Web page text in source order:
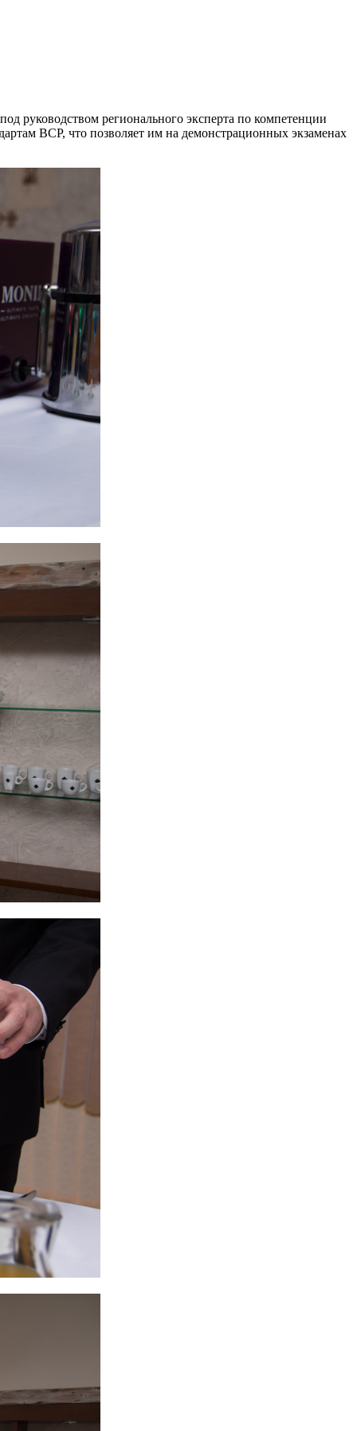
руководством регионального эксперта по компетенции
ВСР, что позволяет им на демонстрационных экзаменах